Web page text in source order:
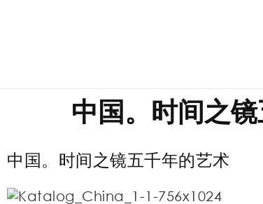
中国。时间之
中国。时间之镜五千年的艺术